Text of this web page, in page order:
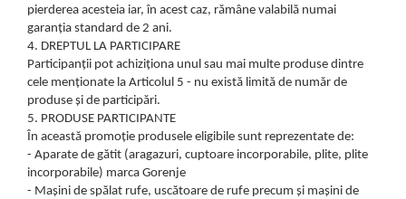
pierderea acesteia iar, în acest caz, rămâne valabilă numai
garanția standard de 2 ani.
4. DREPTUL LA PARTICIPARE
Participanții pot achiziționa unul sau mai multe produse dintre
cele menționate la Articolul 5 - nu există limită de număr de
produse și de participări.
5. PRODUSE PARTICIPANTE
În această promoție produsele eligibile sunt reprezentate de:
- Aparate de gătit (aragazuri, cuptoare incorporabile, plite, plite
incorporabile) marca Gorenje
- Mașini de spălat rufe, uscătoare de rufe precum și mașini de